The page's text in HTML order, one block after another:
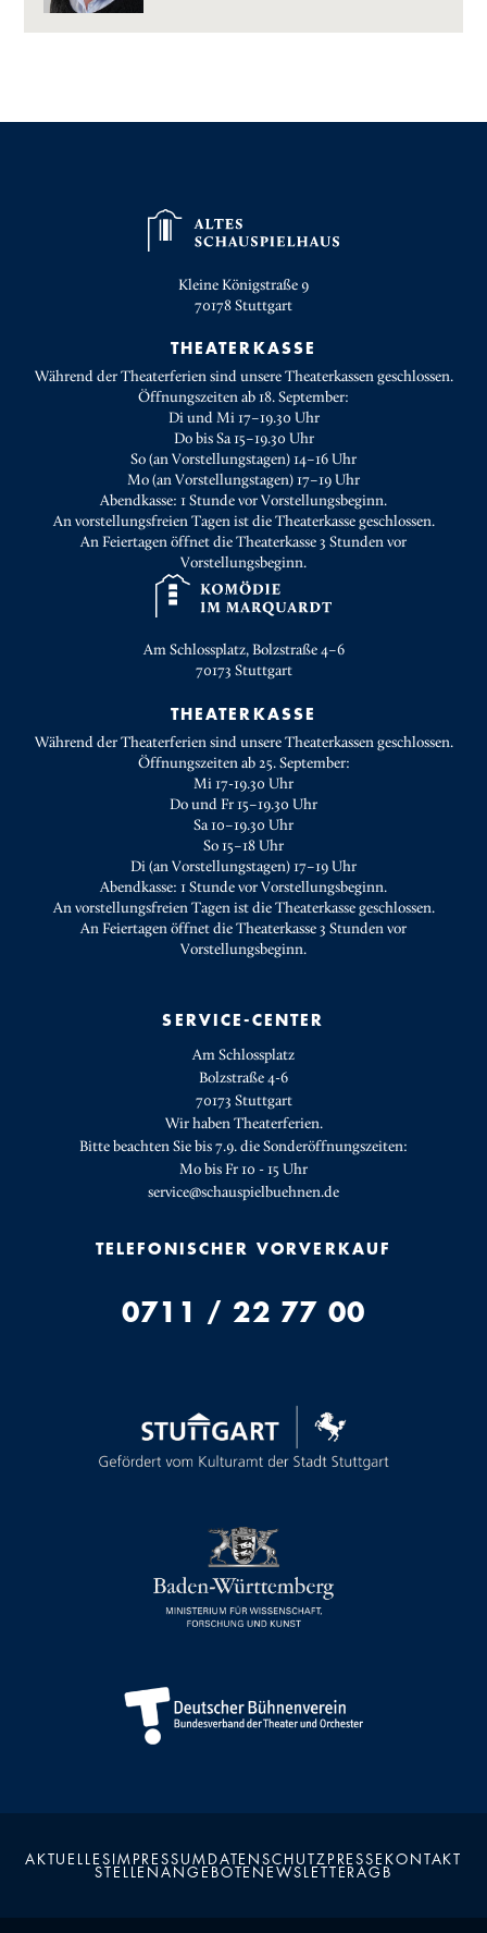
Kleine Königstraße 9
70178Stuttgart
THEATERKASSE
Während der Theaterferien sind unsere Theaterkassen geschlossen.
Öffnungszeiten ab 18. September:
Di und Mi 17–19.30 Uhr
Do bis Sa 15–19.30 Uhr
So (an Vorstellungstagen) 14–16 Uhr
Mo (an Vorstellungstagen) 17–19 Uhr
Abendkasse: 1 Stunde vor Vorstellungsbeginn.
An vorstellungsfreien Tagen ist die Theaterkasse geschlossen.
An Feiertagen öffnet die Theaterkasse 3 Stunden vor
Vorstellungsbeginn.
Am Schlossplatz, Bolzstraße 4–6
70173 Stuttgart
THEATERKASSE
Während der Theaterferien sind unsere Theaterkassen geschlossen.
Öffnungszeiten ab 25. September:
Mi 17-19.30 Uhr
Do und Fr 15–19.30 Uhr
Sa 10–19.30 Uhr
So 15–18 Uhr
Di (an Vorstellungstagen) 17–19 Uhr
Abendkasse: 1 Stunde vor Vorstellungsbeginn.
An vorstellungsfreien Tagen ist die Theaterkasse geschlossen.
An Feiertagen öffnet die Theaterkasse 3 Stunden vor
Vorstellungsbeginn.
SERVICE-CENTER
Am Schlossplatz
Bolzstraße 4-6
70173 Stuttgart
Wir haben Theaterferien.
Bitte beachten Sie bis 7.9. die Sonderöffnungszeiten:
Mo bis Fr 10 - 15 Uhr
service@schauspielbuehnen.de
TELEFONISCHER VORVERKAUF
0711 / 22 77 00
AKTUELLESIMPRESSUMDATENSCHUTZPRESSE KONTAKT
STELLENANGEBOTE NEWSLETTERAGB